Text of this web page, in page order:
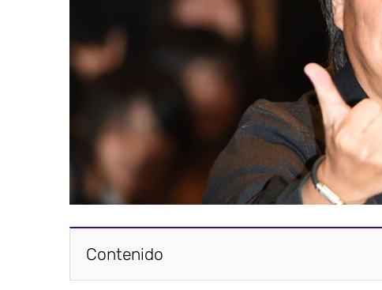
Contenido